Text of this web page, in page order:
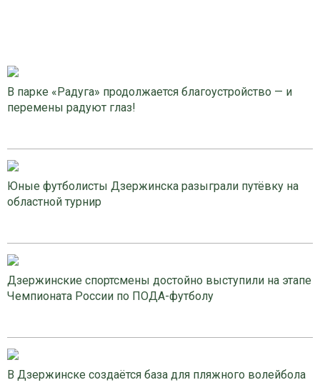
В парке «Радуга» продолжается благоустройство — и
перемены радуют глаз!
Юные футболисты Дзержинска разыграли путёвку на
областной турнир
Дзержинские спортсмены достойно выступили на этапе
Чемпионата России по ПОДА-футболу
В Дзержинске создаётся база для пляжного волейбола